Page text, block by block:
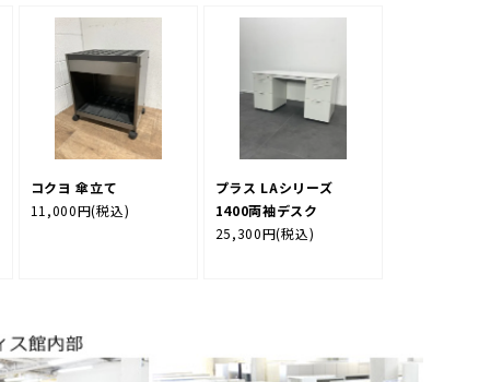
コクヨ 傘立て
11,000円(税込)
プラス LAシリーズ
1400両袖デスク
25,300円(税込)